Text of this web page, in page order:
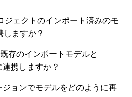
ジェクトのインポート済みのモ
ますか？
存のインポートモデルと
携しますか？
ョンでモデルをどのように再